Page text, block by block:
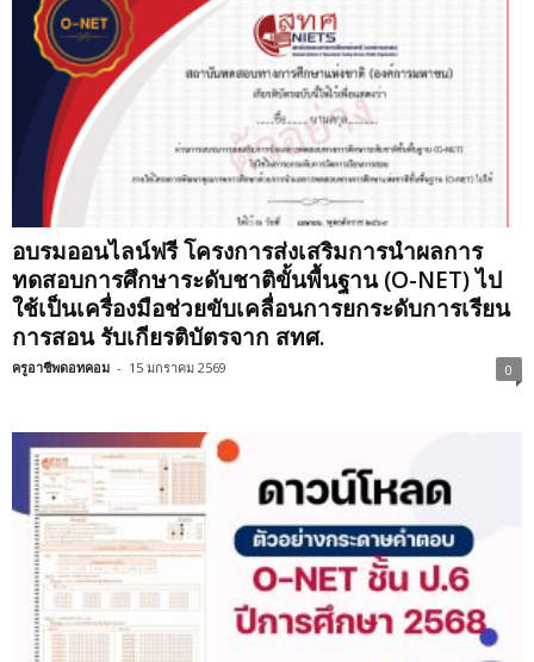
อบรมออนไลน์ฟรี โครงการส่งเสริมการนำผลการ
ทดสอบการศึกษาระดับชาติขั้นพื้นฐาน (O-NET) ไป
ใช้เป็นเครื่องมือช่วยขับเคลื่อนการยกระดับการเรียน
การสอน รับเกียรติบัตรจาก สทศ.
ครูอาชีพดอทคอม - 15 มกราคม 2569 0